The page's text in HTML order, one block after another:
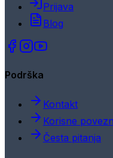
Prijava
Blog
Podrška
Kontakt
Korisne
Česta pitanja